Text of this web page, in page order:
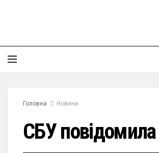
Головна Новини
СБУ